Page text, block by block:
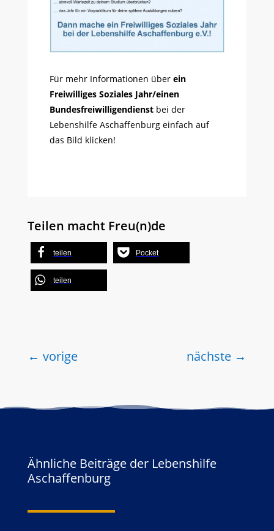
Für mehr Informationen über ein
Freiwilliges Soziales Jahr/einen
Bundesfreiwilligendienstbei der
Lebenshilfe Aschaffenburg einfach auf
das Bild klicken!
Teilen macht Freu(n)de
teilen Pocket
teilen
← vorige nächste →
Ähnliche Beiträge der Lebenshilfe
Aschaffenburg